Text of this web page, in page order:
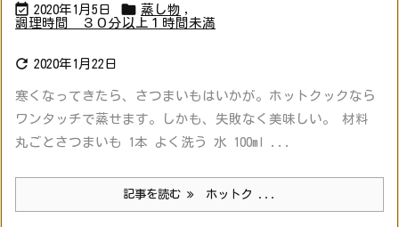
 2020年1月5日  蒸し物 ,
調理時間 ３０分以上１時間未満
 2020年1月22日
寒くなってきたら、さつまいもはいかが。ホットクックなら
ワンタッチで蒸せます。しかも、失敗なく美味しい。 材料
丸ごとさつまいも 1本 よく洗う 水 100ml ...
記事を読む ホットク ...